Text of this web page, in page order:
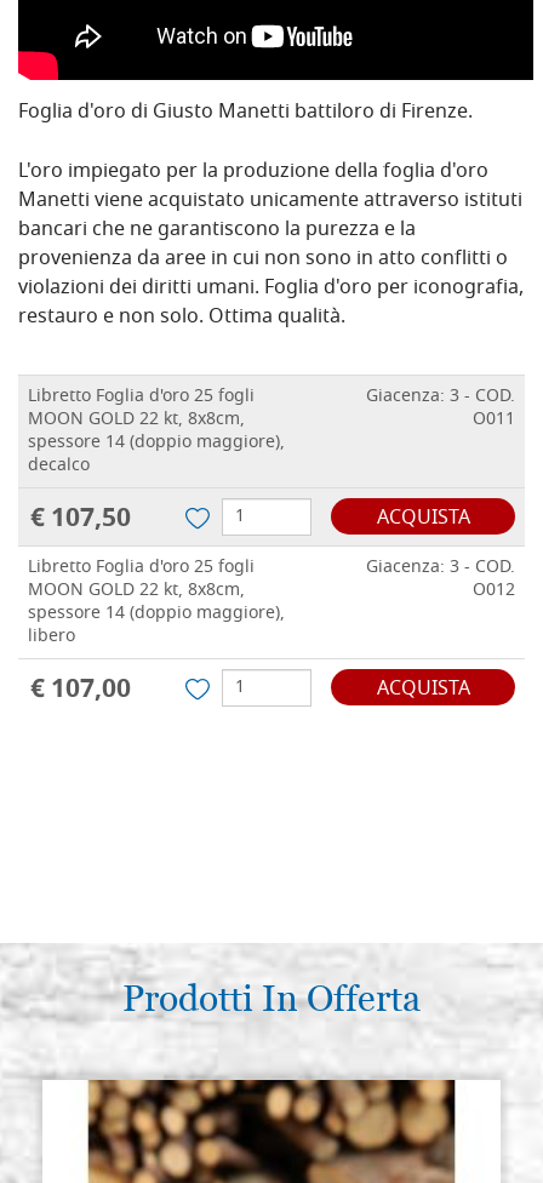
Foglia d'oro di Giusto Manetti battiloro di Firenze.
L'oro impiegato per la produzione della foglia d'oro
Manetti viene acquistato unicamente attraverso istituti
bancari che ne garantiscono la purezza e la
provenienza da aree in cui non sono in atto conflitti o
violazioni dei diritti umani. Foglia d'oro per iconografia,
restauro e non solo. Ottima qualità.
Libretto Foglia d'oro 25 fogli
MOON GOLD 22 kt, 8x8cm,
spessore 14 (doppio maggiore),
decalco
Giacenza: 3 - COD.
O011
€ 107,50 ACQUISTA
Libretto Foglia d'oro 25 fogli
MOON GOLD 22 kt, 8x8cm,
spessore 14 (doppio maggiore),
libero
Giacenza: 3 - COD.
O012
€ 107,00 ACQUISTA
Prodotti In Offerta